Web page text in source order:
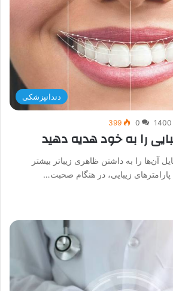
دندانپزشکی
0
399
را به خود هدیه دهید
آن‌ها را به داشتن ظاهری زیباتر بیشتر
زیبایی، در هنگام صحبت…